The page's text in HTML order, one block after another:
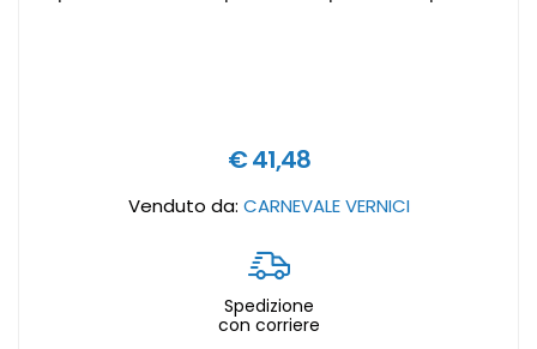
€ 41,48
Venduto da: CARNEVALE VERNICI
Spedizione
con corriere